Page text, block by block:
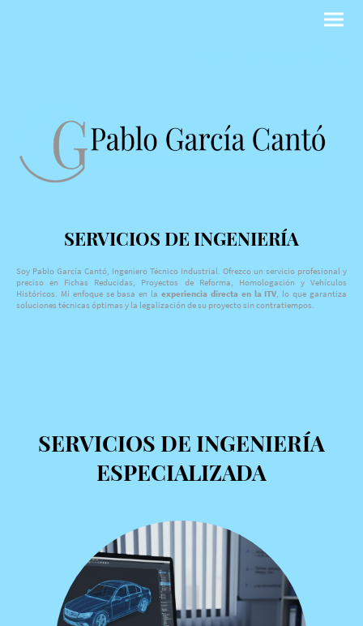
SERVICIOS DE INGENIERÍA
Soy Pablo García Cantó, Ingeniero Técnico Industrial. Ofrezco un servicio profesional y
preciso en Fichas Reducidas, Proyectos de Reforma, Homologación y Vehículos
Históricos. Mi enfoque se basa en la experiencia directa en la ITV, lo que garantiza
soluciones técnicas óptimas y la legalización de su proyecto sin contratiempos.
SERVICIOS DE INGENIERÍA
ESPECIALIZADA